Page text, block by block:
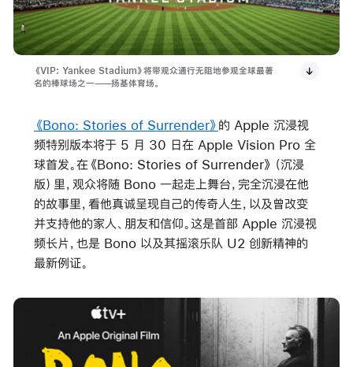
《VIP: Yankee Stadium》将带观众通行无阻地参观全球最著
名的棒球场之一——扬基体育场。
《Bono: Stories of Surrender》 的 Apple 沉浸视
频特别版本将于 5 月 30 日在 Apple Vision Pro 全
球首发。在《Bono: Stories of Surrender》（沉浸
版） 里，观众将随 Bono 一起走上舞台，完全沉浸在他
的故事里，看他真诚呈现自己的传奇人生，以及曾改变
并支持他的家人、朋友和信仰。这是首部 Apple 沉浸视
频长片，也是 Bono 以及其摇滚乐队 U2 创新精神的
最新例证。